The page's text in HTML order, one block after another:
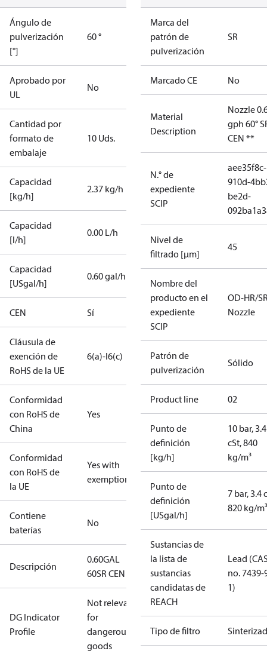
Ángulo de
pulverización
[°]
60 °
Aprobado por
UL
No
Cantidad por
formato de
embalaje
10 Uds.
Capacidad
[kg/h]
2.37 kg/h
Capacidad
[l/h]
0.00 L/h
Capacidad
[USgal/h]
0.60 gal/h
CEN Sí
Cláusula de
exención de
RoHS de la UE
6(a)-I6(c)
Conformidad
con RoHS de
China
Yes
Conformidad
con RoHS de
la UE
Yes with
exemptions
Contiene
baterías
No
Descripción
0.60GAL
60SR CEN
DG Indicator
Profile
Not relevant
for
dangerous
goods
Marca del
patrón de
pulverización
SR
Marcado CE No
Material
Description
Nozzle
gph 60°
CEN **
N.° de
expediente
SCIP
aee35f8c-
910d-
be2d-
Nivel de
filtrado [µm]
45
Nombre del
producto en el
expediente
SCIP
OD-HR/
Nozzle
Patrón de
pulverización
Sólido
Product line 02
Punto de
definición
[kg/h]
10 bar, 3.4
cSt, 840
kg/m³
Punto de
definición
[USgal/h]
7 bar, 3.4
820 kg/m³
Sustancias de
la lista de
sustancias
candidatas de
REACH
Lead
no. 7439-
1)
Tipo de filtro